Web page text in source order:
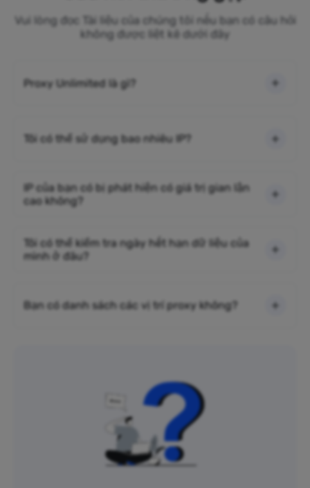
Vui lòng đọc Tài liệu của chúng tôi nếu bạn có câu hỏi
không được liệt kê dưới đây
Proxy Unlimited là gì?
Tôi có thể sử dụng bao nhiêu IP?
IP của bạn có bị phát hiện có giá trị gian lận
cao không?
Tôi có thể kiểm tra ngày hết hạn dữ liệu của
mình ở đâu?
Bạn có danh sách các vị trí proxy không?